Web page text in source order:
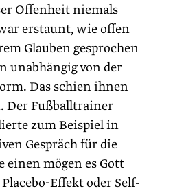
Offenheit niemals
erstaunt, wie offen
Glauben gesprochen
unabhängig von der
Das schien ihnen
Der Fußballtrainer
zum Beispiel in
Gespräch für die
einen mögen es Gott
Effekt oder Self-